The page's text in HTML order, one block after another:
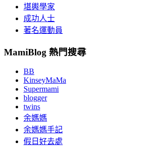
堪輿學家
成功人士
著名運動員
MamiBlog 熱門搜尋
BB
KinseyMaMa
Supermami
blogger
twins
余媽媽
余媽媽手記
假日好去處